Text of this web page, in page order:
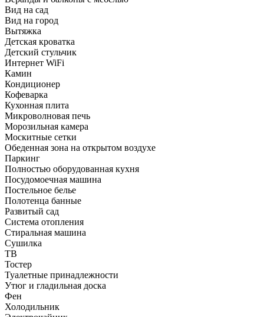
Вид на сад
Вид на город
Вытяжка
Детская кроватка
Детский стульчик
Интернет WiFi
Камин
Кондиционер
Кофеварка
Кухонная плита
Микроволновая печь
Морозильная камера
Москитные сетки
Обеденная зона на открытом воздухе
Паркинг
Полностью оборудованная кухня
Посудомоечная машина
Постельное белье
Полотенца банные
Развитый сад
Система отопления
Стиральная машина
Сушилка
ТВ
Тостер
Туалетные принадлежности
Утюг и гладильная доска
Фен
Холодильник